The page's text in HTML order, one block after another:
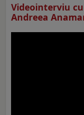
Videointerviu
Andreea